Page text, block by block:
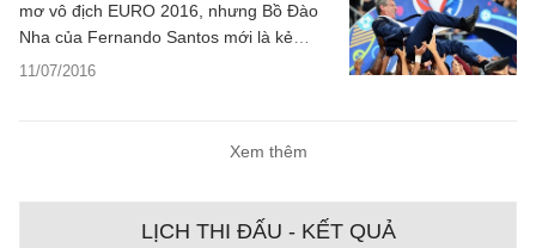
11/07/2016
mơ vô địch EURO 2016, nhưng Bồ Đào
Nha của Fernando Santos mới là kẻ
xưng vương. Fernando Santos là ai?
Xem thêm
LỊCH THI ĐẤU - KẾT QUẢ